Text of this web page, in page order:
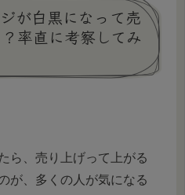
が白黒になって売
率直に考察してみ
ら、売り上げって上がる
が、多くの人が気になる